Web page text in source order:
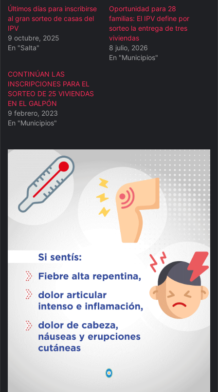
Últimos días para inscribirse
al gran sorteo de casas del
IPV
9 octubre, 2025
En "Salta"
Oportunidad para 28
familias: El IPV define por
sorteo la entrega de tres
viviendas
8 julio, 2026
En "Municipios"
CONTINÚAN LAS
INSCRIPCIONES PARA EL
SORTEO DE 25 VIVIENDAS
EN EL GALPÓN
9 febrero, 2023
En "Municipios"